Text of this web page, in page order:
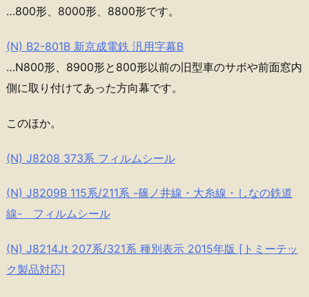
…800形、8000形、8800形です。
(N) B2-801B 新京成電鉄 汎用字幕B
…N800形、8900形と800形以前の旧型車のサボや前面窓内
側に取り付けてあった方向幕です。
このほか。
(N) J8208 373系 フィルムシール
(N) J8209B 115系/211系 -篠ノ井線・大糸線・しなの鉄道
線- フィルムシール
(N) J8214Jt 207系/321系 種別表示 2015年版 [トミーテッ
ク製品対応]